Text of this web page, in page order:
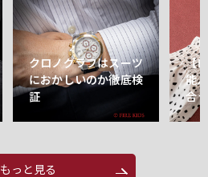
クロノグラフはスーツ
におかしいのか徹底検
証
【
能
合
もっと見る